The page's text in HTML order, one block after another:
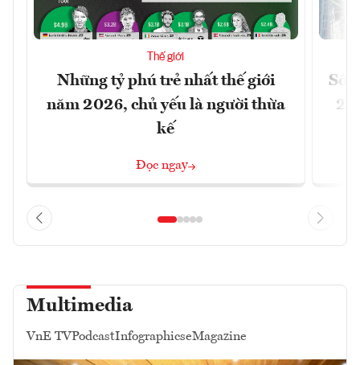
Thế giới
Những tỷ phú trẻ nhất thế giới
năm 2026, chủ yếu là người thừa
kế
Đọc ngay
Số
Multimedia
VnE TVPodcastInfographicseMagazine